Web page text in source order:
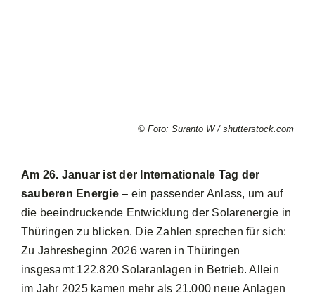
© Foto: Suranto W / shutterstock.com
Am 26. Januar ist der Internationale Tag der
sauberen Energie– ein passender Anlass, um auf
die beeindruckende Entwicklung der Solarenergie in
Thüringen zu blicken. Die Zahlen sprechen für sich:
Zu Jahresbeginn 2026 waren in Thüringen
insgesamt 122.820 Solaranlagen in Betrieb. Allein
im Jahr 2025 kamen mehr als 21.000 neue Anlagen